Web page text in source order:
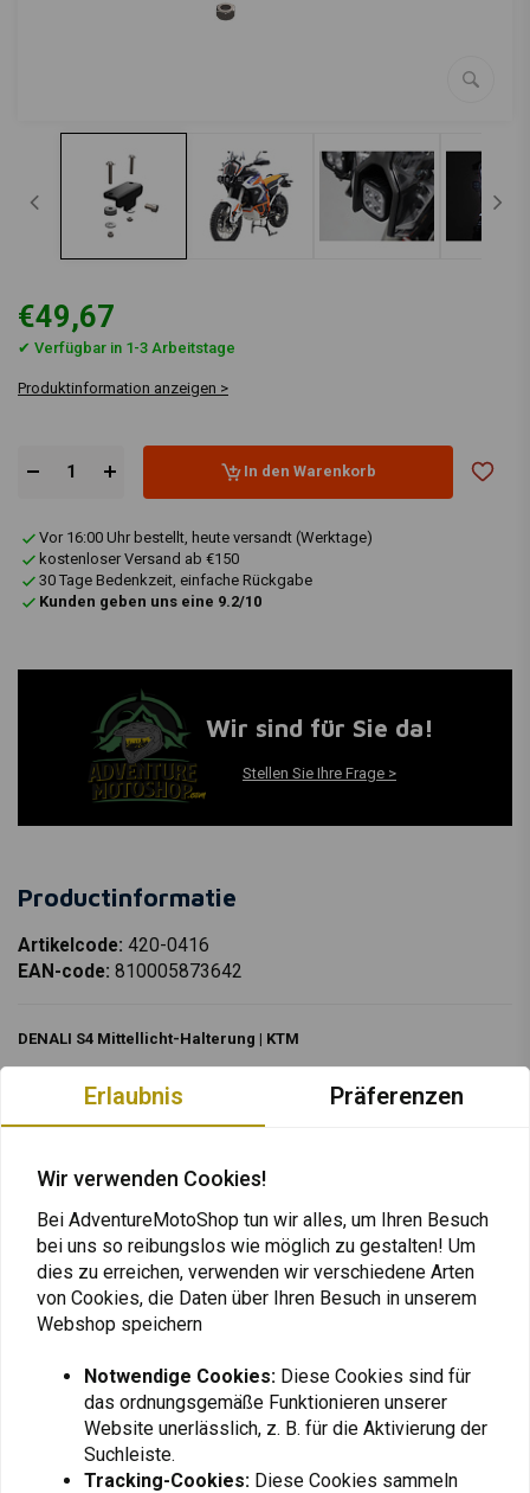
€49,67
✔ Verfügbar in 1-3 Arbeitstage
Produktinformation anzeigen >
In den Warenkorb
Vor 16:00 Uhr bestellt, heute versandt (Werktage)
kostenloser Versand ab €150
30 Tage Bedenkzeit, einfache Rückgabe
Kunden geben uns eine 9.2/10
Wir sind für Sie da!
Stellen Sie Ihre Frage >
Productinformatie
Artikelcode: 420-0416
EAN-code: 810005873642
DENALI S4 Mittellicht-Halterung | KTM
Frontscheinwerfereinheit. Enthält haltbare, pulverbeschichtete
Spezifikationen:
Fahrzeugspezifischer S4 Center Driving Light Pod für die
Frontscheinwerferbaugruppe, in der das Zubehör-Radargerät
Aufbau:Strapazierfähige, pulverbeschichtete Stahlhalterungen
garantieren Langlebigkeit
Enthält:
Pulverbeschichtete Stahlhalterung
Lesen Sie mehr
(0 reviews)
Erlaubnis Präferenzen
Wir verwenden Cookies!
Bei AdventureMotoShop tun wir alles, um Ihren Besuch
bei uns so reibungslos wie möglich zu gestalten! Um
dies zu erreichen, verwenden wir verschiedene Arten
von Cookies, die Daten über Ihren Besuch in unserem
Webshop speichern
Notwendige Cookies: Diese Cookies sind für
das ordnungsgemäße Funktionieren unserer
Website unerlässlich, z. B. für die Aktivierung der
Suchleiste.
Tracking-Cookies: Diese Cookies sammeln